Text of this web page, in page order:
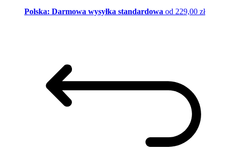
Polska: Darmowa wysyłka standardowa od 229,00 zł